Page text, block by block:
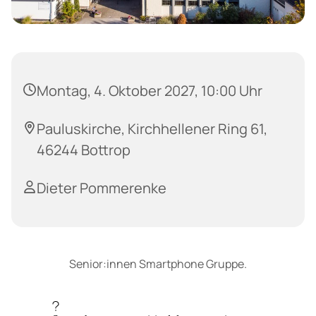
Montag, 4. Oktober 2027, 10:00 Uhr
Pauluskirche, Kirchhellener Ring 61,
46244 Bottrop
Dieter Pommerenke
Senior:innen Smartphone Gruppe.